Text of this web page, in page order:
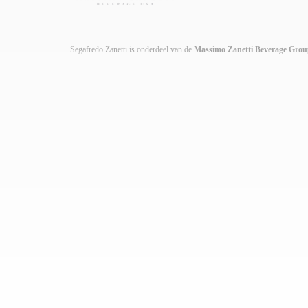
Segafredo Zanetti is onderdeel van de Massimo Zanetti Beverage